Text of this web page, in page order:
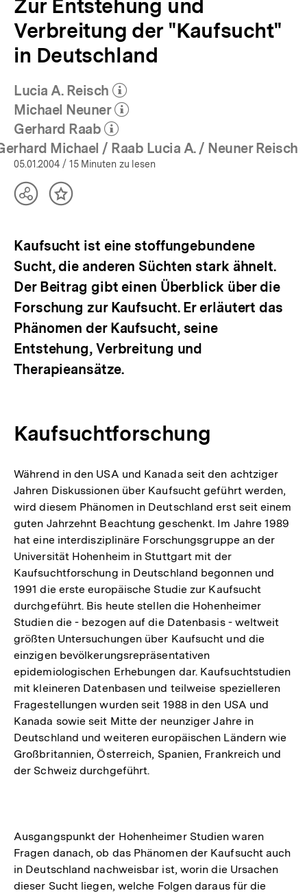
Zur Entstehung und
Verbreitung der "Kaufsucht"
in Deutschland
Lucia A. Reisch
(Mehr zum Autor)
öffnen
Michael Neuner
(Mehr zum Autor)
öffnen
Gerhard Raab
(Mehr zum Autor)
öffnen
Michael / Raab Lucia A. / Neuner Reisch
05.01.2004 / 15 Minuten zu lesen
TeilenInhalt
Kaufsucht ist eine stoffungebundene
Sucht, die anderen Süchten stark ähnelt.
Der Beitrag gibt einen Überblick über die
Forschung zur Kaufsucht. Er erläutert das
Phänomen der Kaufsucht, seine
Entstehung, Verbreitung und
Therapieansätze.
Kaufsuchtforschung
Während in den USA und Kanada seit den achtziger
Jahren Diskussionen über Kaufsucht geführt werden,
wird diesem Phänomen in Deutschland erst seit einem
guten Jahrzehnt Beachtung geschenkt. Im Jahre 1989
hat eine interdisziplinäre Forschungsgruppe an der
Universität Hohenheim in Stuttgart mit der
Kaufsuchtforschung in Deutschland begonnen und
1991 die erste europäische Studie zur Kaufsucht
durchgeführt. Bis heute stellen die Hohenheimer
Studien die - bezogen auf die Datenbasis - weltweit
größten Untersuchungen über Kaufsucht und die
einzigen bevölkerungsrepräsentativen
epidemiologischen Erhebungen dar. Kaufsuchtstudien
mit kleineren Datenbasen und teilweise spezielleren
Fragestellungen wurden seit 1988 in den USA und
Kanada sowie seit Mitte der neunziger Jahre in
Deutschland und weiteren europäischen Ländern wie
Großbritannien, Österreich, Spanien, Frankreich und
der Schweiz durchgeführt.
Ausgangspunkt der Hohenheimer Studien waren
Fragen danach, ob das Phänomen der Kaufsucht auch
in Deutschland nachweisbar ist, worin die Ursachen
dieser Sucht liegen, welche Folgen daraus für die